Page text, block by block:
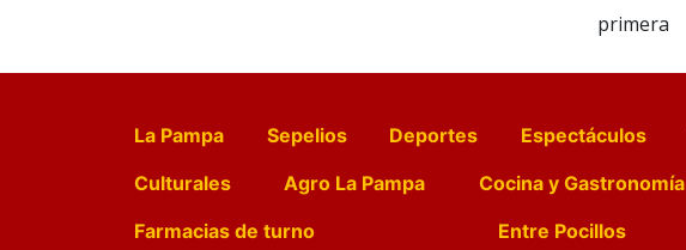
primera
La Pampa Sepelios Deportes Espectáculos
Culturales
Agro La Pampa Cocina y Gastronomía
Farmacias de turno
Entre Pocillos